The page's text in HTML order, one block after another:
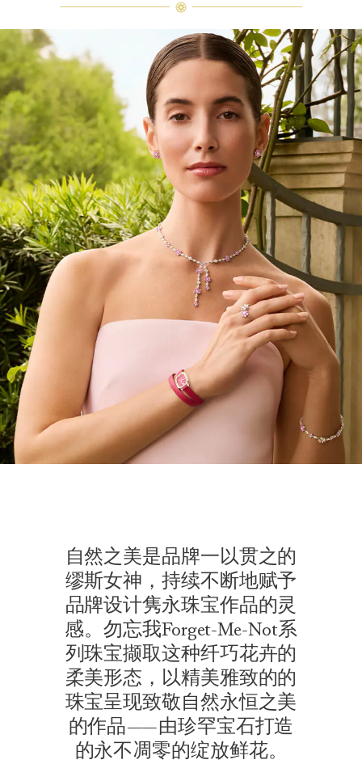
宝石皆与众不同而采用独特镶嵌方
式，重量和宝石的等级亦不尽相同。
如有疑问，敬请咨询客户服务。
自然之美是品牌一以贯之的
缪斯女神，持续不断地赋予
品牌设计隽永珠宝作品的灵
感。勿忘我Forget-Me-Not系
列珠宝撷取这种纤巧花卉的
柔美形态，以精美雅致的的
珠宝呈现致敬自然永恒之美
的作品——由珍罕宝石打造
的永不凋零的绽放鲜花。